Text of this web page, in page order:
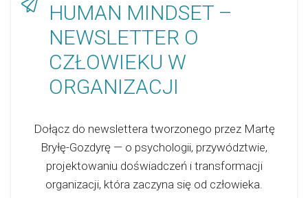
HUMAN MINDSET –
NEWSLETTER O
CZŁOWIEKU W
ORGANIZACJI
Dołącz do newslettera tworzonego przez Martę
Bryłę-Gozdyrę — o psychologii, przywództwie,
projektowaniu doświadczeń i transformacji
organizacji, która zaczyna się od człowieka.